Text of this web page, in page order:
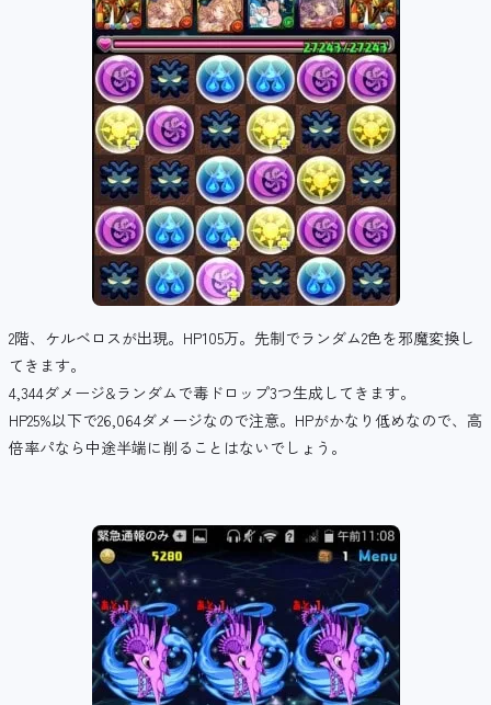
2階、ケルベロスが出現。HP105万。先制でランダム2色を邪魔変換し
てきます。
4,344ダメージ&ランダムで毒ドロップ3つ生成してきます。
HP25%以下で26,064ダメージなので注意。HPがかなり低めなので、高
倍率パなら中途半端に削ることはないでしょう。